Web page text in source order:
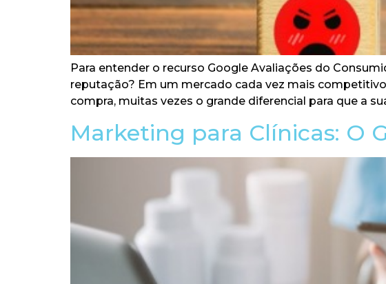
Para entender o recurso Google Avaliações do
reputação? Em um mercado cada vez mais
compra, muitas vezes o grande diferencial para que a
Marketing para Clínicas: O